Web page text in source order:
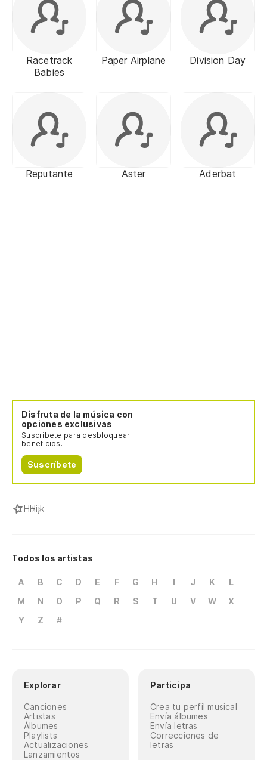
Racetrack
Babies
Paper Airplane Division Day
Reputante Aster Aderbat
Disfruta de la música con
opciones exclusivas
Suscríbete para desbloquear
beneficios.
Suscríbete
HHijk
Todos los artistas
A B C D E F G H I J K
L
M
N O P Q R S T U V W
X
Y
Z #
Explorar
Canciones
Artistas
Álbumes
Playlists
Actualizaciones
Lanzamientos
Participa
Crea tu perfil musical
Envía álbumes
Envía letras
Correcciones de
letras